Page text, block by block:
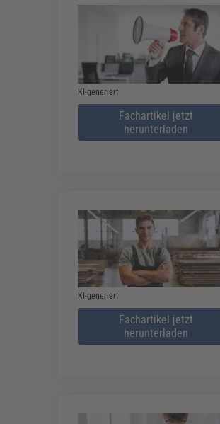
KI-generiert
Fachartikel jetzt
herunterladen
KI-generiert
Fachartikel jetzt
herunterladen